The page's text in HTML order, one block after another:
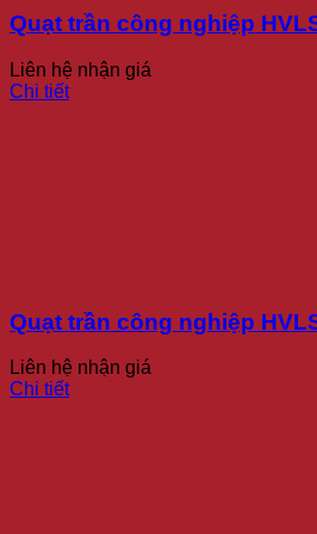
Quạt trần công nghiệp
Liên hệ nhận giá
Chi tiết
Quạt trần công nghiệp
Liên hệ nhận giá
Chi tiết